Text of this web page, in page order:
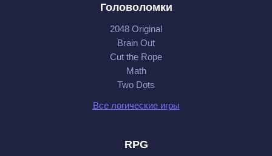
Головоломки
2048 Original
Brain Out
Cut the Rope
Math
Two Dots
Все логические игры
RPG